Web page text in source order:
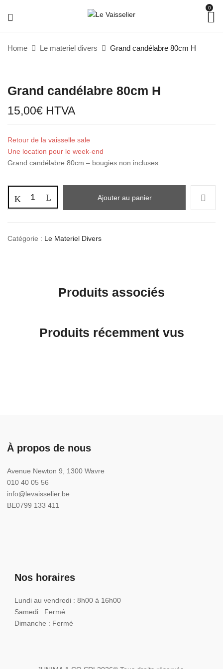
0
Home Le materiel divers Grand candélabre 80cm H
Grand candélabre 80cm H
15,00€ HTVA
Retour de la vaisselle sale
Une location pour le week-end
Grand candélabre 80cm – bougies non incluses
Ajouter au panier
Catégorie : Le Materiel Divers
Produits associés
Produits récemment vus
À propos de nous
Avenue Newton 9, 1300 Wavre
010 40 05 56
info@levaisselier.be
BE0799 133 411
Nos horaires
Lundi au vendredi : 8h00 à 16h00
Samedi : Fermé
Dimanche : Fermé